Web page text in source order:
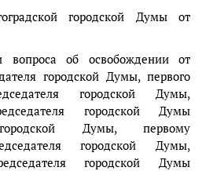
городской Думы от
вопроса об освобождении от
городской Думы, первого
городской Думы,
городской Думы
Думы, первому
городской Думы,
городской Думы